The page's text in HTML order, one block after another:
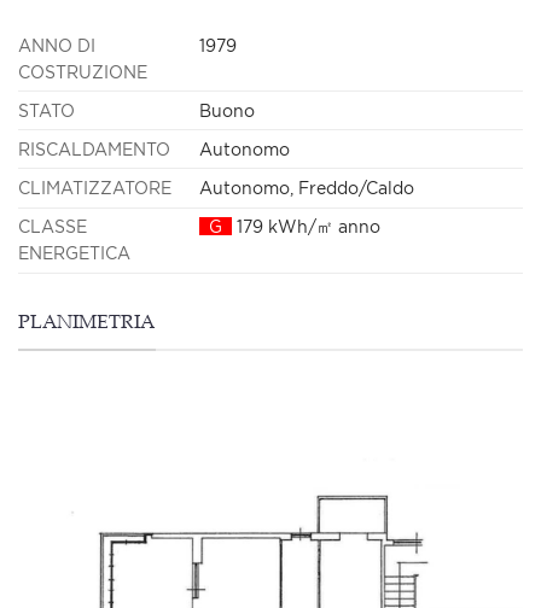
ANNO DI
COSTRUZIONE
1979
STATO Buono
RISCALDAMENTO Autonomo
CLIMATIZZATORE Autonomo, Freddo/Caldo
CLASSE
ENERGETICA
G 179 kWh/㎡ anno
PLANIMETRIA